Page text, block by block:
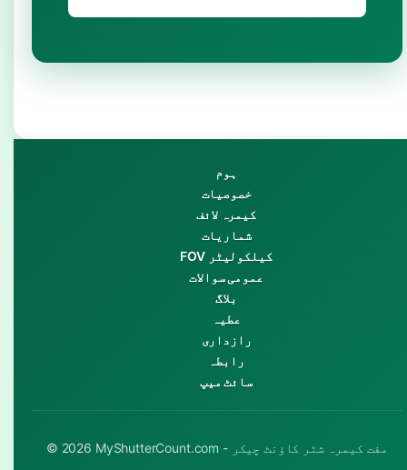
ہوم
خصوصیات
کیمرہ لائف
شماریات
FOV کیلکولیٹر
عمومی سوالات
بلاگ
عطیہ
رازداری
رابطہ
سائٹ میپ
© 2026 MyShutterCount.com - مفت کیمرہ شٹر کاؤنٹ چیکر